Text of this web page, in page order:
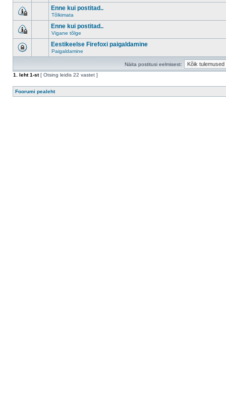
Enne kui postitad..
Tõlkimata
Enne kui postitad..
Vigane tõlge
Eestikeelse Firefoxi paigaldamine
Paigaldamine
Näita postitusi eelmisest:
1
. leht1-st[ Otsing leidis 22 vastet ]
Foorumi pealeht